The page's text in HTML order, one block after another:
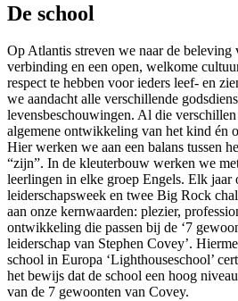
De school
Op Atlantis streven we naar de
verbinding en een open, welkome
respect te hebben voor ieders leef- en
we aandacht alle verschillende
levensbeschouwingen. Al die
algemene ontwikkeling van het kind én
Hier werken we aan een balans tussen
“zijn”. In de kleuterbouw werken we
leerlingen in elke groep Engels. Elk jaar
leiderschapsweek en twee Big Rock
aan onze kernwaarden: plezier,
ontwikkeling die passen bij de ‘7
leiderschap van Stephen Covey’.
school in Europa ‘Lighthouseschool’
het bewijs dat de school een hoog
van de 7 gewoonten van Covey.